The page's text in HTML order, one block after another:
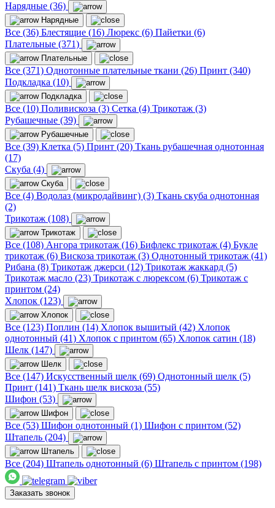
Нарядные (36)
Нарядные
Все (36) Блестящие (16) Люрекс (6) Пайетки (6)
Плательные (371)
Плательные
Все (371) Однотонные плательные ткани (26) Принт (340)
Подкладка (10)
Подкладка
Все (10) Поливискоза (3) Сетка (4) Трикотаж (3)
Рубашечные (39)
Рубашечные
Все (39) Клетка (5) Принт (20) Ткань рубашечная однотонная
(17)
Скуба (4)
Скуба
Все (4) Водолаз (микродайвинг) (3) Ткань скуба однотонная
(2)
Трикотаж (108)
Трикотаж
Все (108) Ангора трикотаж (16) Бифлекс трикотаж (4) Букле
трикотаж (6) Вискоза трикотаж (3) Однотонный трикотаж (41)
Рибана (8) Трикотаж джерси (12) Трикотаж жаккард (5)
Трикотаж масло (23) Трикотаж с люрексом (6) Трикотаж с
принтом (24)
Хлопок (123)
Хлопок
Все (123) Поплин (14) Хлопок вышитый (42) Хлопок
однотонный (41) Хлопок с принтом (65) Хлопок сатин (18)
Шелк (147)
Шелк
Все (147) Искусственный шелк (69) Однотонный шелк (5)
Принт (141) Ткань шелк вискоза (55)
Шифон (53)
Шифон
Все (53) Шифон однотонный (1) Шифон с принтом (52)
Штапель (204)
Штапель
Все (204) Штапель однотонный (6) Штапель с принтом (198)
Заказать звонок